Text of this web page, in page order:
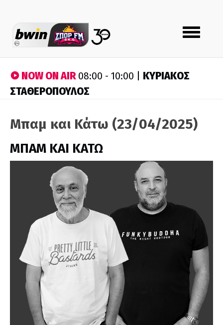
Toggle
navigation
NOW ON AIR08:00 - 10:00 | ΚΥΡΙΑΚΟΣ
ΣΤΑΘΕΡΟΠΟΥΛΟΣ
Μπαμ και Κάτω (23/04/2025)
ΜΠΑΜ ΚΑΙ ΚΑΤΩ